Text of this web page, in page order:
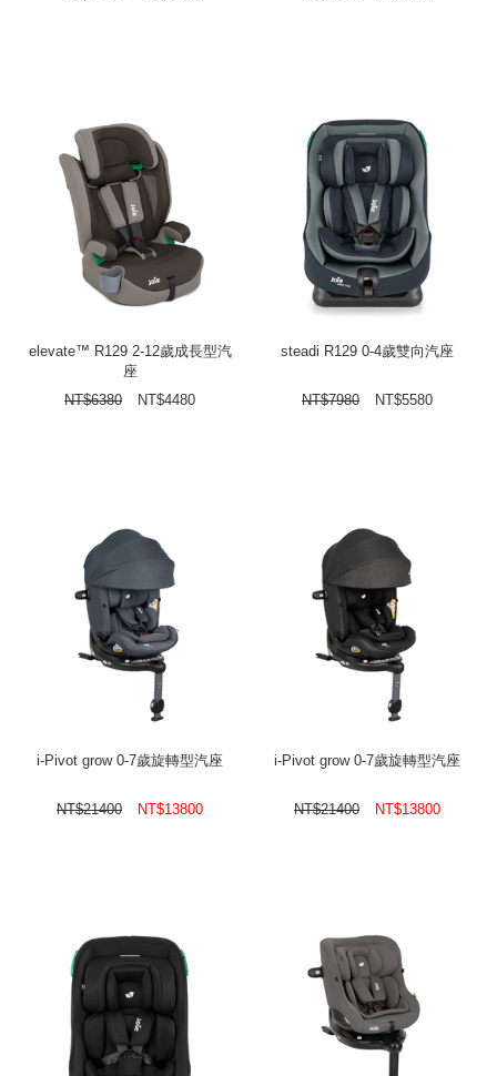
elevate™ R129 2-12歲成長型汽
座
NT$6380 NT$4480
steadi R129 0-4歲雙向汽座
NT$7980 NT$5580
i-Pivot grow 0-7歲旋轉型汽座
NT$21400 NT$13800
i-Pivot grow 0-7歲旋轉型汽座
NT$21400 NT$13800